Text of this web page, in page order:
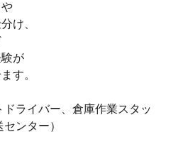
け、
が
す。
ライバー、倉庫作業スタッ
ンター）